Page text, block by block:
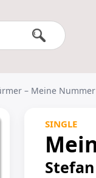
– Meine Nummer
SINGLE